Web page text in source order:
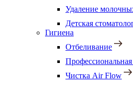
Удаление
Детская
Гигиена
Отбеливание
Чистка Air Flow